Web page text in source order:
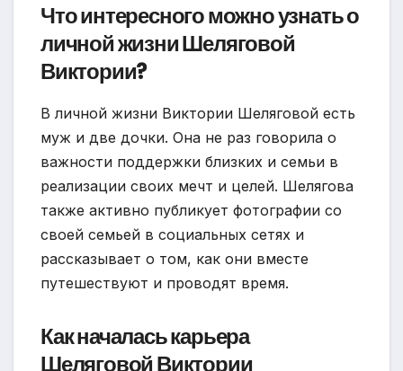
Что интересного можно узнать о
личной жизни Шеляговой
Виктории?
В личной жизни Виктории Шеляговой есть
муж и две дочки. Она не раз говорила о
важности поддержки близких и семьи в
реализации своих мечт и целей. Шелягова
также активно публикует фотографии со
своей семьей в социальных сетях и
рассказывает о том, как они вместе
путешествуют и проводят время.
Как началась карьера
Шеляговой Виктории